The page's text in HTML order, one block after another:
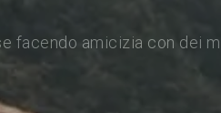
facendo amicizia con dei